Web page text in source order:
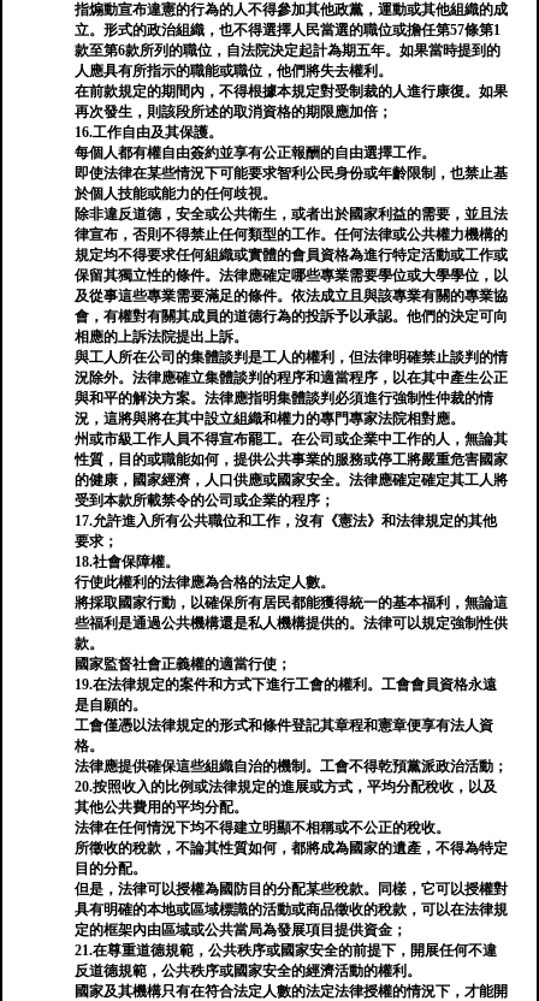
指煽動宣布違憲的行為的人不得參加其他政黨，運動或其他組織的成
立。形式的政治組織，也不得選擇人民當選的職位或擔任第57條第1
款至第6款所列的職位，自法院決定起計為期五年。如果當時提到的
人應具有所指示的職能或職位，他們將失去權利。
在前款規定的期間內，不得根據本規定對受制裁的人進行康復。如果
再次發生，則該段所述的取消資格的期限應加倍；
16.工作自由及其保護。
每個人都有權自由簽約並享有公正報酬的自由選擇工作。
即使法律在某些情況下可能要求智利公民身份或年齡限制，也禁止基
於個人技能或能力的任何歧視。
除非違反道德，安全或公共衛生，或者出於國家利益的需要，並且法
律宣布，否則不得禁止任何類型的工作。任何法律或公共權力機構的
規定均不得要求任何組織或實體的會員資格為進行特定活動或工作或
保留其獨立性的條件。法律應確定哪些專業需要學位或大學學位，以
及從事這些專業需要滿足的條件。依法成立且與該專業有關的專業協
會，有權對有關其成員的道德行為的投訴予以承認。他們的決定可向
相應的上訴法院提出上訴。
與工人所在公司的集體談判是工人的權利，但法律明確禁止談判的情
況除外。法律應確立集體談判的程序和適當程序，以在其中產生公正
與和平的解決方案。法律應指明集體談判必須進行強制性仲裁的情
況，這將與將在其中設立組織和權力的專門專家法院相對應。
州或市級工作人員不得宣布罷工。在公司或企業中工作的人，無論其
性質，目的或職能如何，提供公共事業的服務或停工將嚴重危害國家
的健康，國家經濟，人口供應或國家安全。法律應確定確定其工人將
受到本款所載禁令的公司或企業的程序；
17.允許進入所有公共職位和工作，沒有《憲法》和法律規定的其他
要求；
18.社會保障權。
行使此權利的法律應為合格的法定人數。
將採取國家行動，以確保所有居民都能獲得統一的基本福利，無論這
些福利是通過公共機構還是私人機構提供的。法律可以規定強制性供
款。
國家監督社會正義權的適當行使；
19.在法律規定的案件和方式下進行工會的權利。工會會員資格永遠
是自願的。
工會僅憑以法律規定的形式和條件登記其章程和憲章便享有法人資
格。
法律應提供確保這些組織自治的機制。工會不得乾預黨派政治活動；
20.按照收入的比例或法律規定的進展或方式，平均分配稅收，以及
其他公共費用的平均分配。
法律在任何情況下均不得建立明顯不相稱或不公正的稅收。
所徵收的稅款，不論其性質如何，都將成為國家的遺產，不得為特定
目的分配。
但是，法律可以授權為國防目的分配某些稅款。同樣，它可以授權對
具有明確的本地或區域標識的活動或商品徵收的稅款，可以在法律規
定的框架內由區域或公共當局為發展項目提供資金；
21.在尊重道德規範，公共秩序或國家安全的前提下，開展任何不違
反道德規範，公共秩序或國家安全的經濟活動的權利。
國家及其機構只有在符合法定人數的法定法律授權的情況下，才能開